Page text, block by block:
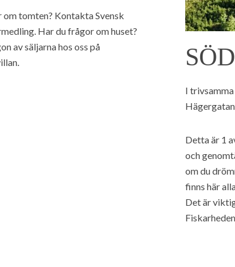
tomten? Kontakta Svensk
Har du frågor om huset?
av säljarna hos oss på
I
Detta är 1
och
om du
finns här
Det är